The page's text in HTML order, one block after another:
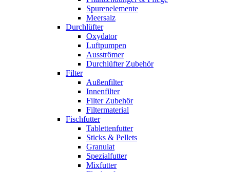
Spurenelemente
Meersalz
Durchlüfter
Oxydator
Luftpumpen
Ausströmer
Durchlüfter Zubehör
Filter
Außenfilter
Innenfilter
Filter Zubehör
Filtermaterial
Fischfutter
Tablettenfutter
Sticks & Pellets
Granulat
Spezialfutter
Mixfutter